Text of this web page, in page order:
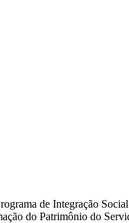
de Integração
do Patrimônio do